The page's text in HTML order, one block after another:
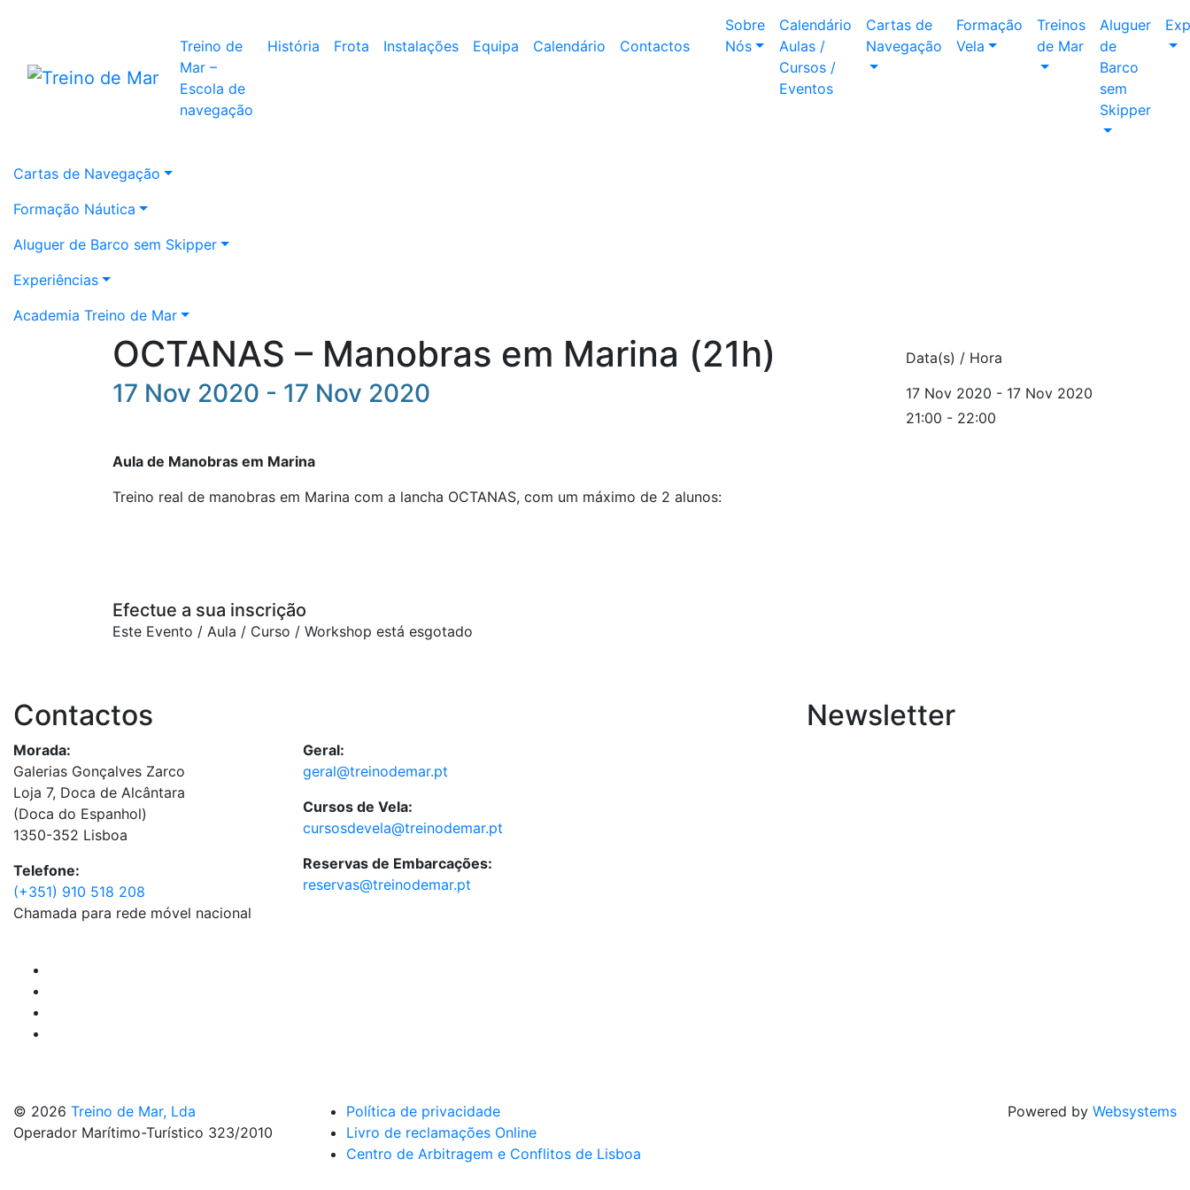
Treino de
Mar –
Escola de
navegação
História Frota Instalações Equipa Calendário Contactos
Sobre
Nós
Calendário
Aulas /
Cursos /
Eventos
Cartas de
Navegação
Formação
Vela
Treinos
de Mar
Aluguer
de
Barco
sem
Skipper
Cartas de Navegação
Formação Náutica
Aluguer de Barco sem Skipper
Experiências
Academia Treino de Mar
OCTANAS – Manobras em Marina (21h)
17 Nov 2020 - 17 Nov 2020
Aula de Manobras em Marina
Treino real de manobras em Marina com a lancha OCTANAS, com um máximo de 2 alunos:
Data(s) / Hora
17 Nov 2020 - 17 Nov 2020
21:00 - 22:00
Efectue a sua inscrição
Este Evento / Aula / Curso / Workshop está esgotado
Contactos
Morada:
Galerias Gonçalves Zarco
Loja 7, Doca de Alcântara
(Doca do Espanhol)
1350-352 Lisboa
Telefone:
(+351) 910 518 208
Chamada para rede móvel nacional
Geral:
geral@treinodemar.pt
Cursos de Vela:
cursosdevela@treinodemar.pt
Reservas de Embarcações:
reservas@treinodemar.pt
Newsletter
© 2026 Treino de Mar, Lda
Operador Marítimo-Turístico 323/2010
Política de privacidade
Livro de reclamações Online
Centro de Arbitragem e Conflitos de Lisboa
Powered by Websystems